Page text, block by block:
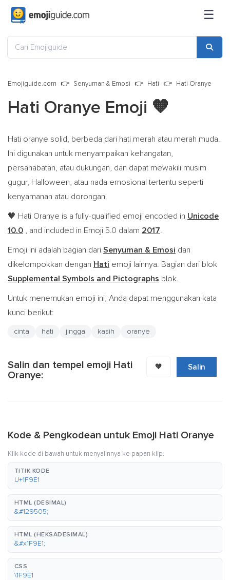
☰
Emojiguide.com Senyuman & Emosi Hati Hati Oranye
Hati Oranye Emoji 🧡
Hati oranye solid, berbeda dari hati merah atau merah muda.
Ini digunakan untuk menyampaikan kehangatan,
persahabatan, atau dukungan, dan dapat mewakili musim
gugur, Halloween, atau nada emosional tertentu seperti
kenyamanan atau dorongan.
🧡 Hati Oranye is a fully-qualified emoji encoded in Unicode
10.0 , and included in Emoji 5.0 dalam 2017.
Emoji ini adalah bagian dari Senyuman & Emosi dan
dikelompokkan dengan Hati emoji lainnya. Bagian dari blok
Supplemental Symbols and Pictographs blok.
Untuk menemukan emoji ini, Anda dapat menggunakan kata
kunci berikut:
cinta hati jingga kasih oranye
Salin dan tempel emoji Hati
Oranye:
🧡 Salin
Kode & Pengkodean untuk Emoji Hati Oranye
Klik kode di bawah untuk menyalinnya ke papan klip.
TITIK KODE
U+1F9E1
HTML (DESIMAL)
&#129505;
HTML (HEKSADESIMAL)
&#x1F9E1;
CSS
\1F9E1